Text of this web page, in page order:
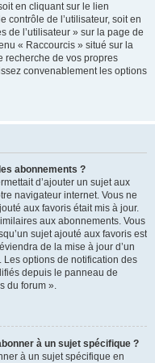
en cliquant sur le lien
contrôle de l’utilisateur, soit en
de l’utilisateur » sur la page de
« Raccourcis » situé sur la
recherche de vos propres
convenablement les options
abonnements ?
d’ajouter un sujet aux
navigateur internet. Vous ne
aux favoris était mis à jour.
aux abonnements. Vous
sujet ajouté aux favoris est
de la mise à jour d’un
Les options de notification des
depuis le panneau de
du forum ».
à un sujet spécifique ?
à un sujet spécifique en